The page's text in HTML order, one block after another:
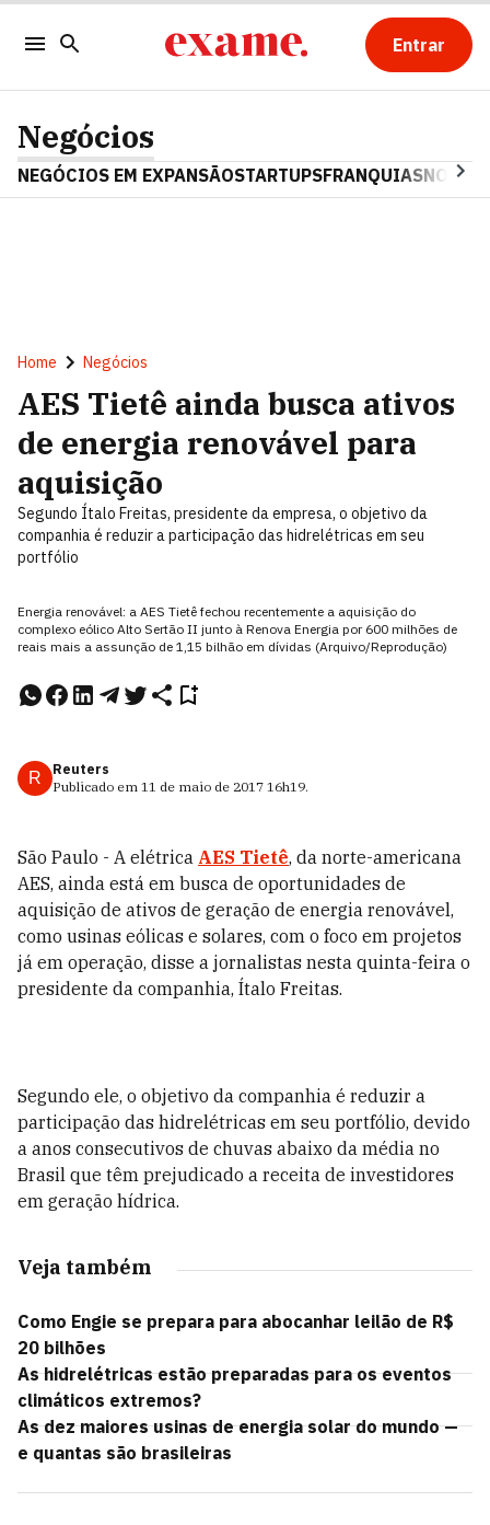
Entrar
Negócios
NEGÓCIOS EM EXPANSÃOSTARTUPSFRANQUIAS
Home Negócios
AES Tietê ainda busca ativos
de energia renovável para
aquisição
Segundo Ítalo Freitas, presidente da empresa, o objetivo da
companhia é reduzir a participação das hidrelétricas em seu
portfólio
Energia renovável: a AES Tietê fechou recentemente a aquisição do
complexo eólico Alto Sertão II junto à Renova Energia por 600 milhões de
reais mais a assunção de 1,15 bilhão em dívidas (Arquivo/Reprodução)
R
Reuters
Publicado em 11 de maio de 2017 16h19.
São Paulo - A elétrica AES Tietê, da norte-americana
AES, ainda está em busca de oportunidades de
aquisição de ativos de geração de energia renovável,
como usinas eólicas e solares, com o foco em projetos
já em operação, disse a jornalistas nesta quinta-feira o
presidente da companhia, Ítalo Freitas.
Segundo ele, o objetivo da companhia é reduzir a
participação das hidrelétricas em seu portfólio, devido
a anos consecutivos de chuvas abaixo da média no
Brasil que têm prejudicado a receita de investidores
em geração hídrica.
Veja também
Como Engie se prepara para abocanhar leilão de R$
20 bilhões
As hidrelétricas estão preparadas para os eventos
climáticos extremos?
As dez maiores usinas de energia solar do mundo —
e quantas são brasileiras